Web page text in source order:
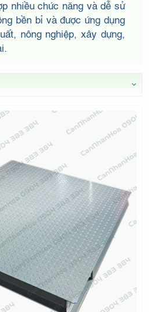
TỬ
nhiều chức năng và dễ sử
bền bỉ và được ứng dụng
nông nghiệp, xây dựng,